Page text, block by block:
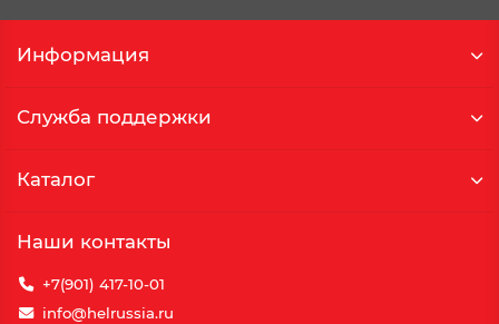
Информация
Служба поддержки
Каталог
Наши контакты
+7(901) 417-10-01
info@helrussia.ru